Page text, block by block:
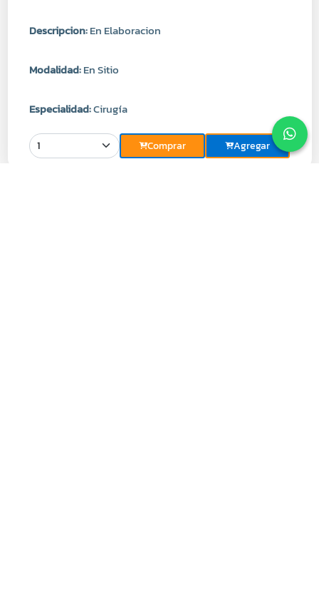
Descripcion:En Elaboracion
Modalidad:En Sitio
Especialidad:Cirugía
Comprar Agregar